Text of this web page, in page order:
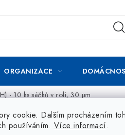
cookie. Dalším procházením
používáním. Více informací.
ORGANIZACE
- 10 ks sáčků v roli, 30 µm